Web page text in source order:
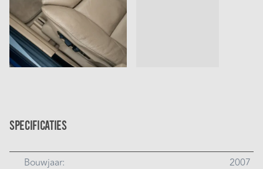
Specificaties
Bouwjaar: 2007